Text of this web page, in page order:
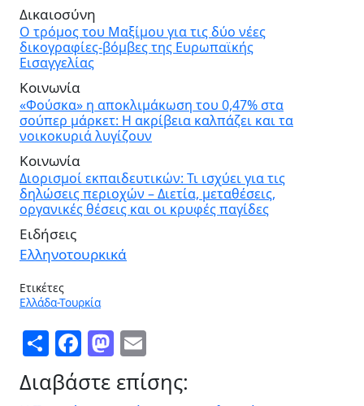
Δικαιοσύνη
Ο τρόμος του Μαξίμου για τις δύο νέες
δικογραφίες-βόμβες της Ευρωπαϊκής
Εισαγγελίας
Κοινωνία
«Φούσκα» η αποκλιμάκωση του 0,47% στα
σούπερ μάρκετ: Η ακρίβεια καλπάζει και τα
νοικοκυριά λυγίζουν
Κοινωνία
Διορισμοί εκπαιδευτικών: Τι ισχύει για τις
δηλώσεις περιοχών – Διετία, μεταθέσεις,
οργανικές θέσεις και οι κρυφές παγίδες
Ειδήσεις
Ελληνοτουρκικά
Ετικέτες
Ελλάδα-Τουρκία
ShareFacebook
Mastodon
Διαβάστε επίσης: